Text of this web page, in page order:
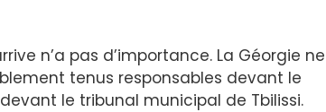
n’a pas d’importance. La Géorgie ne
tenus responsables devant le
le tribunal municipal de Tbilissi.